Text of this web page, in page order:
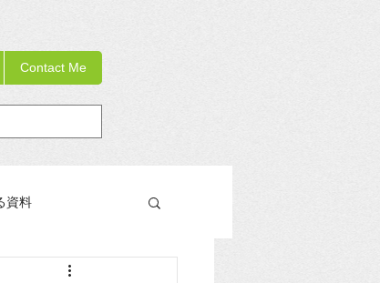
Contact Me
資料
員研修の手引き書